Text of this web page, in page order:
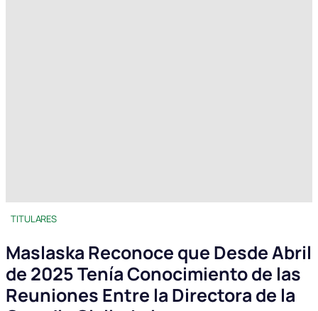
TITULARES
Maslaska Reconoce que Desde Abril
de 2025 Tenía Conocimiento de las
Reuniones Entre la Directora de la